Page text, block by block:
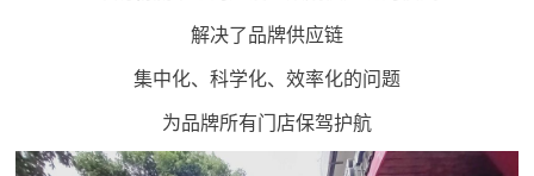
解决了品牌供应链
集中化、科学化、效率化的问题
为品牌所有门店保驾护航